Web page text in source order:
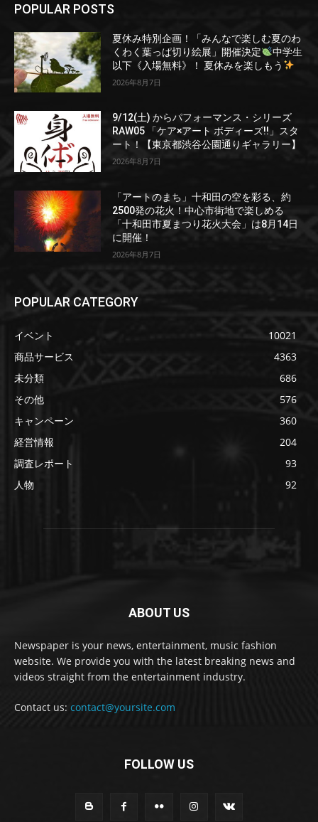
POPULAR POSTS
夏休み特別企画！「みんなで楽しむ夏のわ
くわく葉っぱ切り絵展」開催決定
中学生
以下《入場無料》！ 夏休みを楽しもう
2026年8月7日
9/12(土) からパフォーマンス・シリーズ
RAW05 「ケア×アート ボディーズ!!」スタ
ート！【東京都渋谷公園通りギャラリー】
2026年8月7日
「アートのまち」十和田の空を彩る、約
2500発の花火！中心市街地で楽しめる
「十和田市夏まつり花火大会」は8月14日
に開催！
2026年8月7日
POPULAR CATEGORY
イベント
10021
商品サービス
4363
未分類
686
その他
576
キャンペーン
360
経営情報
204
調査レポート
93
人物
92
ABOUT US
Newspaper is your news, entertainment, music fashion
website. We provide you with the latest breaking news and
videos straight from the entertainment industry.
Contact us: contact@yoursite.com
FOLLOW US